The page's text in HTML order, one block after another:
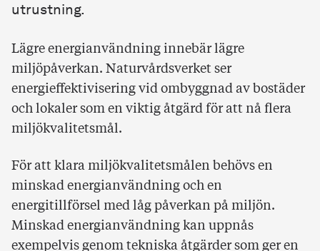
utrustning.
Lägre energianvändning innebär lägre
miljöpåverkan. Naturvårdsverket ser
energieffektivisering vid ombyggnad av bostäder
och lokaler som en viktig åtgärd för att nå flera
miljökvalitetsmål.
För att klara miljökvalitetsmålen behövs en
minskad energianvändning och en
energitillförsel med låg påverkan på miljön.
Minskad energianvändning kan uppnås
exempelvis genom tekniska åtgärder som ger en